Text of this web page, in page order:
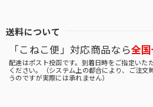
送料について
「こねこ便」対応商品なら全
配達はポスト投函です。到着日時をご指定いた
ください。（システム上の都合により、ご注文
うのですが実際には承れません）